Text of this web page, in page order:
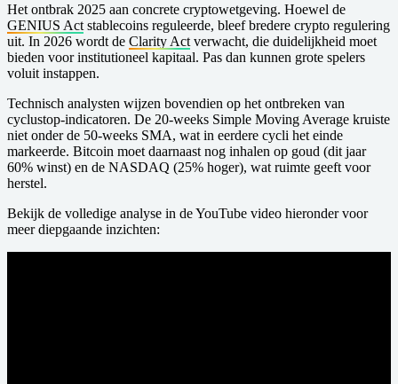
Het ontbrak 2025 aan concrete cryptowetgeving. Hoewel de
GENIUS Act stablecoins reguleerde, bleef bredere crypto regulering
uit. In 2026 wordt de Clarity Act verwacht, die duidelijkheid moet
bieden voor institutioneel kapitaal. Pas dan kunnen grote spelers
voluit instappen.
Technisch analysten wijzen bovendien op het ontbreken van
cyclustop-indicatoren. De 20-weeks Simple Moving Average kruiste
niet onder de 50-weeks SMA, wat in eerdere cycli het einde
markeerde. Bitcoin moet daarnaast nog inhalen op goud (dit jaar
60% winst) en de NASDAQ (25% hoger), wat ruimte geeft voor
herstel.
Bekijk de volledige analyse in de YouTube video hieronder voor
meer diepgaande inzichten: